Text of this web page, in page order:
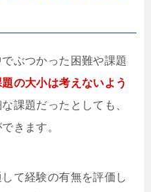
ぶつかった困難や課題
の大小は考えないよう
課題だったとしても、
きます。
て経験の有無を評価し